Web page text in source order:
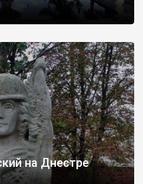
на Днестре